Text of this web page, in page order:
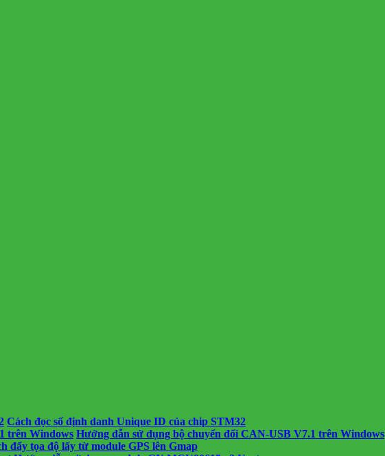
Cách đọc số định danh Unique ID của chip STM32
Hướng dẫn sử dụng bộ chuyển đổi CAN-USB V7.1 trên Windows
đẩy tọa độ lấy từ module GPS lên Gmap